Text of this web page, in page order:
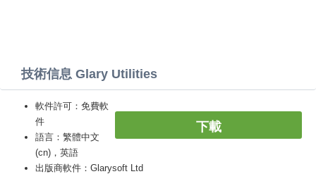
技術信息 Glary Utilities
下載
軟件許可：免費軟
件
語言：繁體中文
(cn)，英語
出版商軟件：Glarysoft Ltd